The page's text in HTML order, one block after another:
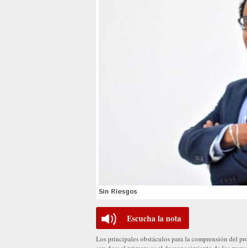
Sin Riesgos
Escucha la nota
Los principales obstáculos para la comprensión del